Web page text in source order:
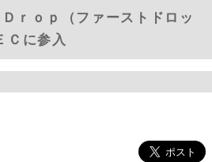
ｒｏｐ（ファーストドロッ
Ｃに参入